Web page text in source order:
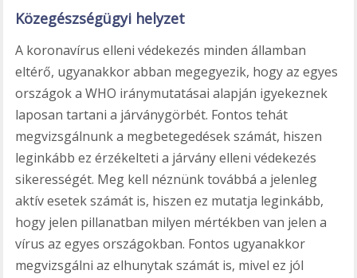
Közegészségügyi helyzet
A koronavírus elleni védekezés minden államban
eltérő, ugyanakkor abban megegyezik, hogy az egyes
országok a WHO iránymutatásai alapján igyekeznek
laposan tartani a járványgörbét. Fontos tehát
megvizsgálnunk a megbetegedések számát, hiszen
leginkább ez érzékelteti a járvány elleni védekezés
sikerességét. Meg kell néznünk továbbá a jelenleg
aktív esetek számát is, hiszen ez mutatja leginkább,
hogy jelen pillanatban milyen mértékben van jelen a
vírus az egyes országokban. Fontos ugyanakkor
megvizsgálni az elhunytak számát is, mivel ez jól